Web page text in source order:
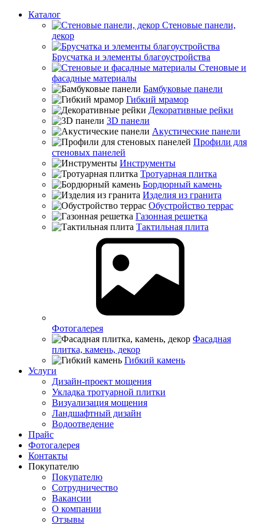
Каталог
Стеновые панели,
декор
Брусчатка и элементы благоустройства
Стеновые и
фасадные материалы
Бамбуковые панели
Гибкий мрамор
Декоративные рейки
3D панели
Акустические панели
Профили для
стеновых панелей
Инструменты
Тротуарная плитка
Бордюрный камень
Изделия из гранита
Обустройство террас
Газонная решетка
Тактильная плита
Фотогалерея
Фасадная
плитка, камень, декор
Гибкий камень
Услуги
Дизайн-проект мощения
Укладка тротуарной плитки
Визуализация мощения
Ландшафтный дизайн
Водоотведение
Прайс
Фотогалерея
Контакты
Покупателю
Покупателю
Сотрудничество
Вакансии
О компании
Отзывы